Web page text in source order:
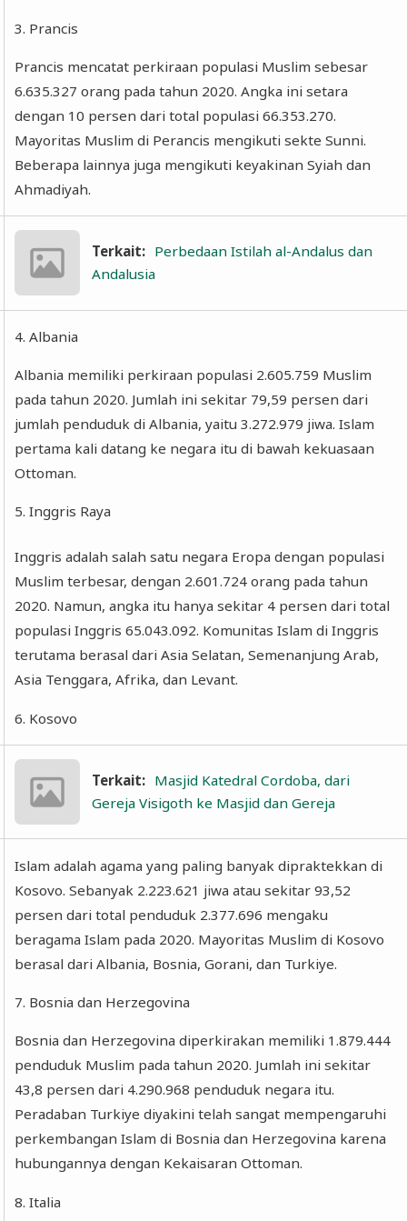
3. Prancis
Prancis mencatat perkiraan populasi Muslim sebesar
6.635.327 orang pada tahun 2020. Angka ini setara
dengan 10 persen dari total populasi 66.353.270.
Mayoritas Muslim di Perancis mengikuti sekte Sunni.
Beberapa lainnya juga mengikuti keyakinan Syiah dan
Ahmadiyah.
Terkait: Perbedaan Istilah al-Andalus dan
Andalusia
4. Albania
Albania memiliki perkiraan populasi 2.605.759 Muslim
pada tahun 2020. Jumlah ini sekitar 79,59 persen dari
jumlah penduduk di Albania, yaitu 3.272.979 jiwa. Islam
pertama kali datang ke negara itu di bawah kekuasaan
Ottoman.
5. Inggris Raya
Inggris adalah salah satu negara Eropa dengan populasi
Muslim terbesar, dengan 2.601.724 orang pada tahun
2020. Namun, angka itu hanya sekitar 4 persen dari total
populasi Inggris 65.043.092. Komunitas Islam di Inggris
terutama berasal dari Asia Selatan, Semenanjung Arab,
Asia Tenggara, Afrika, dan Levant.
6. Kosovo
Terkait: Masjid Katedral Cordoba, dari
Gereja Visigoth ke Masjid dan Gereja
Islam adalah agama yang paling banyak dipraktekkan di
Kosovo. Sebanyak 2.223.621 jiwa atau sekitar 93,52
persen dari total penduduk 2.377.696 mengaku
beragama Islam pada 2020. Mayoritas Muslim di Kosovo
berasal dari Albania, Bosnia, Gorani, dan Turkiye.
7. Bosnia dan Herzegovina
Bosnia dan Herzegovina diperkirakan memiliki 1.879.444
penduduk Muslim pada tahun 2020. Jumlah ini sekitar
43,8 persen dari 4.290.968 penduduk negara itu.
Peradaban Turkiye diyakini telah sangat mempengaruhi
perkembangan Islam di Bosnia dan Herzegovina karena
hubungannya dengan Kekaisaran Ottoman.
8. Italia